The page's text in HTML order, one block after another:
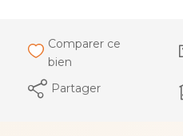
Comparer ce
bien
Partager